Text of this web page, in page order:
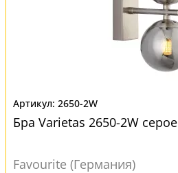
2650-2W
Бра Varietas 2650-2W серое
Favourite (Германия)